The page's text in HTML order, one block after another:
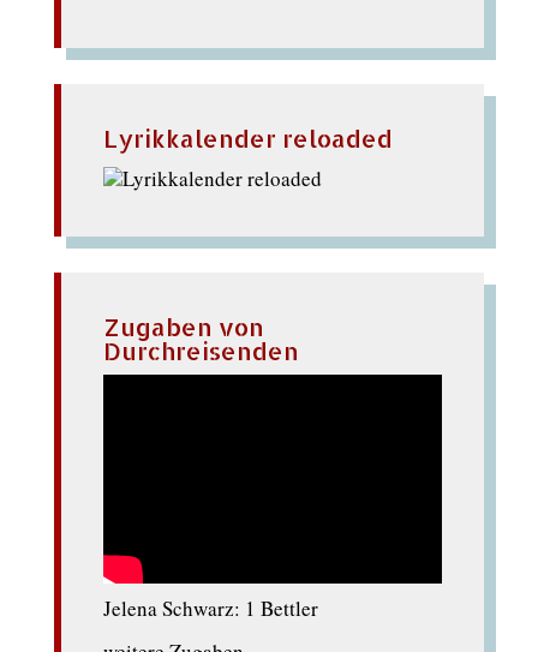
Lyrikkalender reloaded
Zugaben von
Durchreisenden
Jelena Schwarz: 1 Bettler